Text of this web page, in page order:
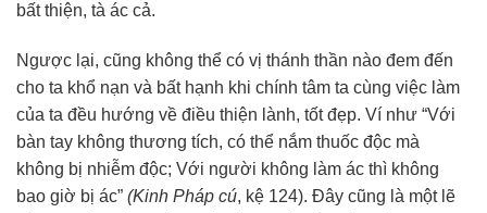
bất thiện, tà ác cả.
Ngược lại, cũng không thể có vị thánh thần nào đem đến
cho ta khổ nạn và bất hạnh khi chính tâm ta cùng việc làm
của ta đều hướng về điều thiện lành, tốt đẹp. Ví như “Với
bàn tay không thương tích, có thể nắm thuốc độc mà
không bị nhiễm độc; Với người không làm ác thì không
bao giờ bị ác” (Kinh Pháp cú, kệ 124). Đây cũng là một lẽ